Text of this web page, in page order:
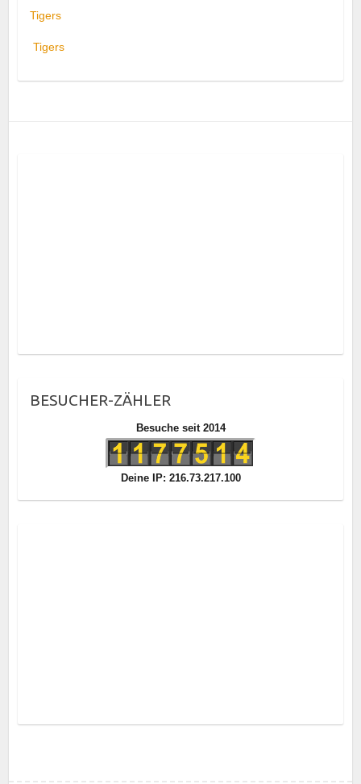
Tigers
Tigers
BESUCHER-ZÄHLER
Besuche seit 2014
Deine IP: 216.73.217.100